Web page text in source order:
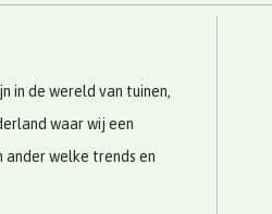
in de wereld van tuinen,
waar wij een
ander welke trends en